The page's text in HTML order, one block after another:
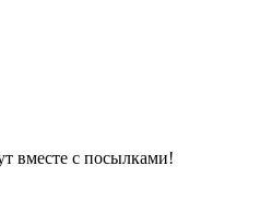
вместе с посылками!